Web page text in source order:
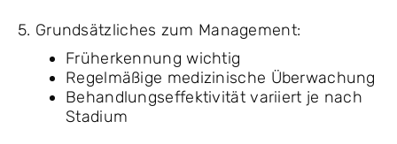
5. Grundsätzliches zum Management:
Früherkennung wichtig
Regelmäßige medizinische Überwachung
Behandlungseffektivität variiert je nach
Stadium